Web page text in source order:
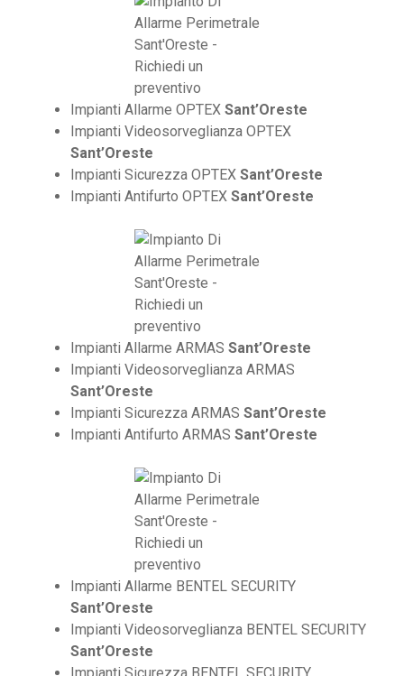
Impianti Allarme OPTEX Sant’Oreste
Impianti Videosorveglianza OPTEX
Sant’Oreste
Impianti Sicurezza OPTEX Sant’Oreste
Impianti Antifurto OPTEX Sant’Oreste
Impianti Allarme ARMAS Sant’Oreste
Impianti Videosorveglianza ARMAS
Sant’Oreste
Impianti Sicurezza ARMAS Sant’Oreste
Impianti Antifurto ARMAS Sant’Oreste
Impianti Allarme BENTEL SECURITY
Sant’Oreste
Impianti Videosorveglianza BENTEL SECURITY
Sant’Oreste